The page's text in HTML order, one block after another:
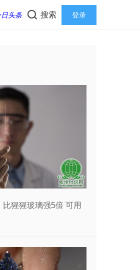
日头条 搜索 登录
猩猩玻璃强5倍 可用